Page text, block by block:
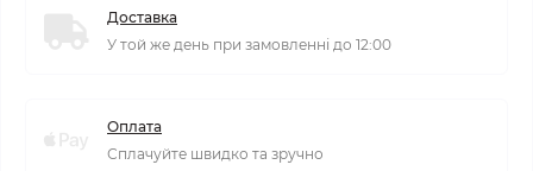
Доставка
У той же день при замовленні до 12:00
Оплата
Сплачуйте швидко та зручно